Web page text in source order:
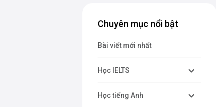
Chuyên mục nổi bật
Bài viết mới nhất
Học IELTS
Học tiếng Anh